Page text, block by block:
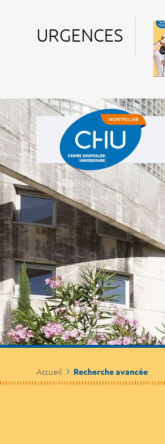
URGENCES
Accueil Recherche avancée